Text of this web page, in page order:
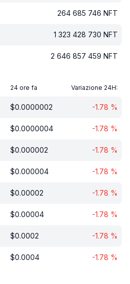
264 685 746 NFT
1 323 428 730 NFT
2 646 857 459 NFT
24 ore fa Variazione 24H:
$0.0000002 -1.78 %
$0.0000004 -1.78 %
$0.000002 -1.78 %
$0.000004 -1.78 %
$0.00002 -1.78 %
$0.00004 -1.78 %
$0.0002 -1.78 %
$0.0004 -1.78 %